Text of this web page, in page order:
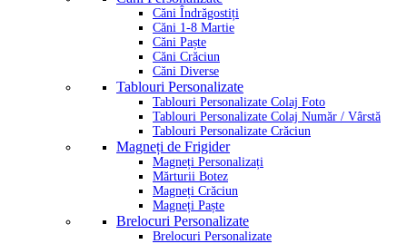
Căni Îndrăgostiți
Căni 1-8 Martie
Căni Paște
Căni Crăciun
Căni Diverse
Tablouri Personalizate
Tablouri Personalizate Colaj Foto
Tablouri Personalizate Colaj Număr / Vârstă
Tablouri Personalizate Crăciun
Magneți de Frigider
Magneți Personalizați
Mărturii Botez
Magneți Crăciun
Magneți Paște
Brelocuri Personalizate
Brelocuri Personalizate